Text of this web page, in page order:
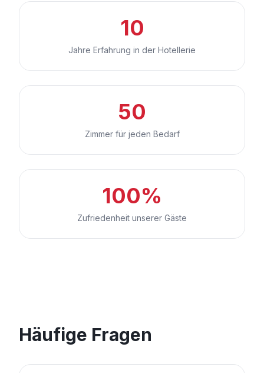
10
Jahre Erfahrung in der Hotellerie
50
Zimmer für jeden Bedarf
100%
Zufriedenheit unserer Gäste
Häufige Fragen